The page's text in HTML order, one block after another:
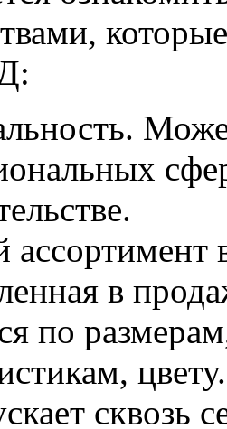
в
по
цвету.
сквозь